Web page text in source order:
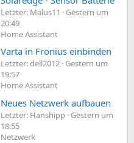
Letzter: Malus11
Gestern um
20:49
Home Assistant
Varta in Fronius einbinden
Letzter: dell2012 Gestern um
19:57
Home Assistant
Neues Netzwerk aufbauen
Letzter: Hanshipp Gestern um
18:55
Netzwerk